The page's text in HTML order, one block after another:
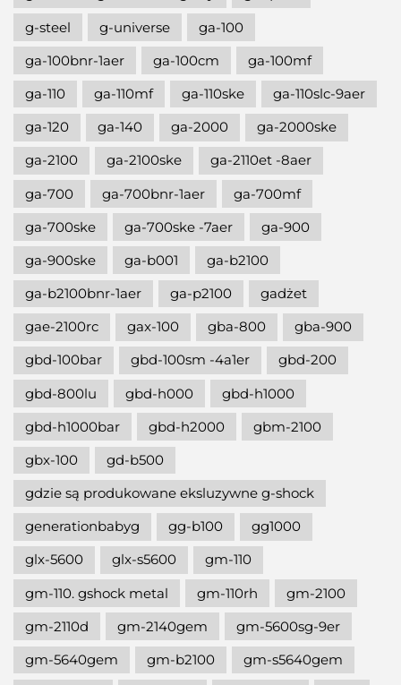
g-steel
g-universe
ga-100
ga-100bnr-1aer
ga-100cm
ga-100mf
ga-110
ga-110mf ga-110ske
ga-110slc-9aer
ga-120
ga-140 ga-2000
ga-2000ske
ga-2100
ga-2100ske
ga-2110et -8aer
ga-700
ga-700bnr-1aer
ga-700mf
ga-700ske
ga-700ske -7aer
ga-900
ga-900ske
ga-b001
ga-b2100
ga-b2100bnr-1aer
ga-p2100
gadżet
gae-2100rc
gax-100 gba-800
gba-900
gbd-100bar
gbd-100sm -4a1er
gbd-200
gbd-800lu
gbd-h000
gbd-h1000
gbd-h1000bar
gbd-h2000
gbm-2100
gbx-100
gd-b500
gdzie są produkowane eksluzywne g-shock
generationbabyg
gg-b100
gg1000
glx-5600
glx-s5600
gm-110
gm-110. gshock metal
gm-110rh
gm-2100
gm-2110d
gm-2140gem
gm-5600sg-9er
gm-5640gem
gm-b2100
gm-s5640gem